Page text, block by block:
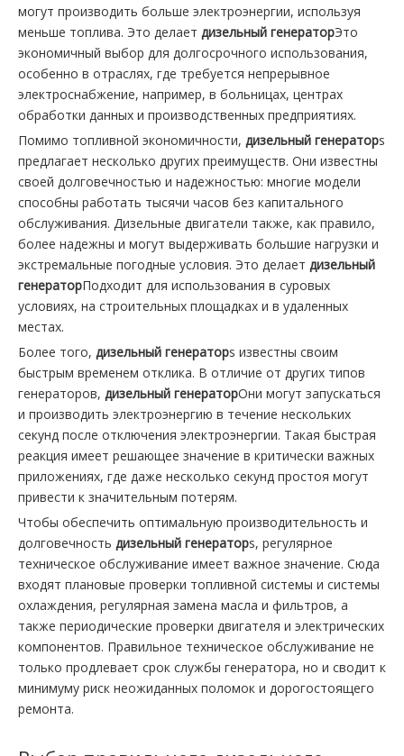
могут производить больше электроэнергии, используя
меньше топлива. Это делает дизельный генераторЭто
экономичный выбор для долгосрочного использования,
особенно в отраслях, где требуется непрерывное
электроснабжение, например, в больницах, центрах
обработки данных и производственных предприятиях.
Помимо топливной экономичности, дизельный генераторs
предлагает несколько других преимуществ. Они известны
своей долговечностью и надежностью: многие модели
способны работать тысячи часов без капитального
обслуживания. Дизельные двигатели также, как правило,
более надежны и могут выдерживать большие нагрузки и
экстремальные погодные условия. Это делает дизельный
генераторПодходит для использования в суровых
условиях, на строительных площадках и в удаленных
местах.
Более того, дизельный генераторs известны своим
быстрым временем отклика. В отличие от других типов
генераторов, дизельный генераторОни могут запускаться
и производить электроэнергию в течение нескольких
секунд после отключения электроэнергии. Такая быстрая
реакция имеет решающее значение в критически важных
приложениях, где даже несколько секунд простоя могут
привести к значительным потерям.
Чтобы обеспечить оптимальную производительность и
долговечность дизельный генераторs, регулярное
техническое обслуживание имеет важное значение. Сюда
входят плановые проверки топливной системы и системы
охлаждения, регулярная замена масла и фильтров, а
также периодические проверки двигателя и электрических
компонентов. Правильное техническое обслуживание не
только продлевает срок службы генератора, но и сводит к
минимуму риск неожиданных поломок и дорогостоящего
ремонта.